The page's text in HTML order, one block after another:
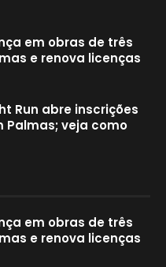
em obras de três
e renova licenças
Run abre inscrições
Palmas; veja como
em obras de três
e renova licenças